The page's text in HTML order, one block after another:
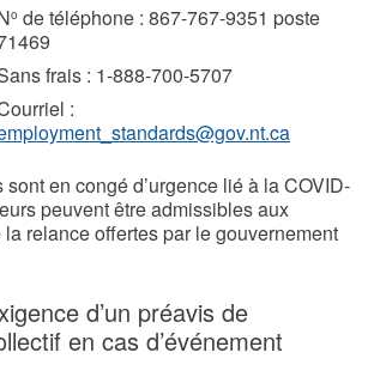
o de téléphone : 867-767-9351 poste
frais : 1-888-700-5707
:
sont en congé d’urgence lié à la COVID-
peuvent être admissibles aux
relance offertes par le gouvernement
d’un préavis de
en cas d’événement